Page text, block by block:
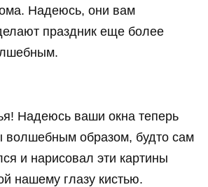
Надеюсь, они вам
праздник еще более
Надеюсь ваши окна теперь
волшебным образом, будто сам
и нарисовал эти картины
нашему глазу кистью.